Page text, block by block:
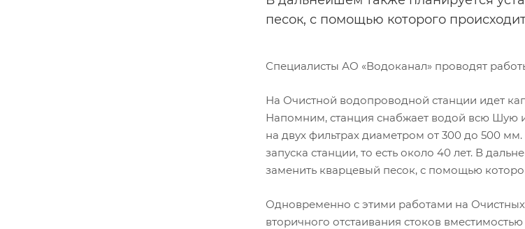
песок, с помощью которого
Специалисты АО «Водоканал» проводят
На Очистной водопроводной станции идет
Напомним, станция снабжает водой всю Шую
на двух фильтрах диаметром от 300 до 500
запуска станции, то есть около 40 лет. В
заменить кварцевый песок, с помощью
Одновременно с этими работами на
вторичного отстаивания стоков